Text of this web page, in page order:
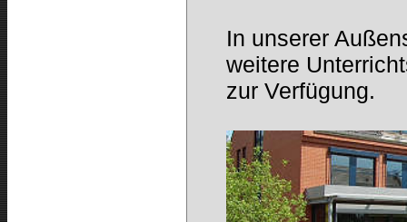
In unserer
weitere
zur Verfügung.